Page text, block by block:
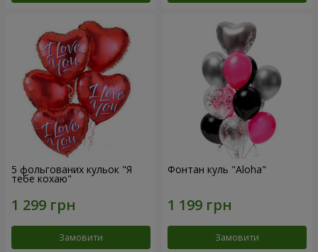
5 фольгованих кульок "Я
тебе кохаю"
Замовити
Фонтан куль "Aloha"
Замовити